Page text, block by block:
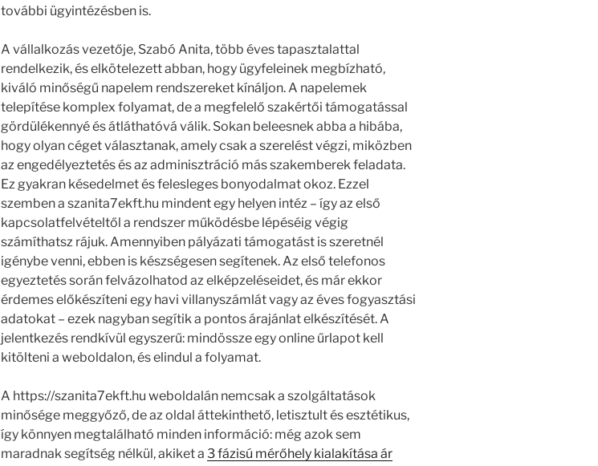
további ügyintézésben is.
A vállalkozás vezetője, Szabó Anita, több éves tapasztalattal
rendelkezik, és elkötelezett abban, hogy ügyfeleinek megbízható,
kiváló minőségű napelem rendszereket kínáljon. A napelemek
telepítése komplex folyamat, de a megfelelő szakértői támogatással
gördülékennyé és átláthatóvá válik. Sokan beleesnek abba a hibába,
hogy olyan céget választanak, amely csak a szerelést végzi, miközben
az engedélyeztetés és az adminisztráció más szakemberek feladata.
Ez gyakran késedelmet és felesleges bonyodalmat okoz. Ezzel
szemben a szanita7ekft.hu mindent egy helyen intéz – így az első
kapcsolatfelvételtől a rendszer működésbe lépéséig végig
számíthatsz rájuk. Amennyiben pályázati támogatást is szeretnél
igénybe venni, ebben is készségesen segítenek. Az első telefonos
egyeztetés során felvázolhatod az elképzeléseidet, és már ekkor
érdemes előkészíteni egy havi villanyszámlát vagy az éves fogyasztási
adatokat – ezek nagyban segítik a pontos árajánlat elkészítését. A
jelentkezés rendkívül egyszerű: mindössze egy online űrlapot kell
kitölteni a weboldalon, és elindul a folyamat.
A https://szanita7ekft.hu weboldalán nemcsak a szolgáltatások
minősége meggyőző, de az oldal áttekinthető, letisztult és esztétikus,
így könnyen megtalálható minden információ: még azok sem
maradnak segítség nélkül, akiket a 3 fázisú mérőhely kialakítása ár